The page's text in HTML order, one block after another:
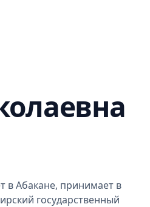
в Абакане, принимает в
государственный